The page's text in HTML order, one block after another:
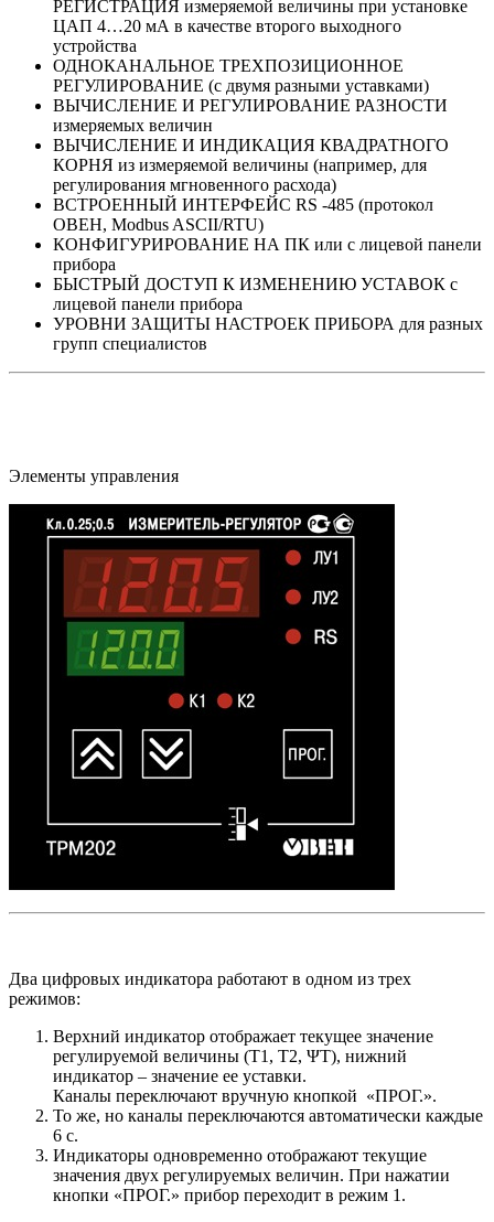
РЕГИСТРАЦИЯ измеряемой величины при установке
ЦАП 4…20 мА в качестве второго выходного
устройства
ОДНОКАНАЛЬНОЕ ТРЕХПОЗИЦИОННОЕ
РЕГУЛИРОВАНИЕ (с двумя разными уставками)
ВЫЧИСЛЕНИЕ И РЕГУЛИРОВАНИЕ РАЗНОСТИ
измеряемых величин
ВЫЧИСЛЕНИЕ И ИНДИКАЦИЯ КВАДРАТНОГО
КОРНЯ из измеряемой величины (например, для
регулирования мгновенного расхода)
ВСТРОЕННЫЙ ИНТЕРФЕЙС RS -485 (протокол
ОВЕН, Modbus ASCII/RTU)
КОНФИГУРИРОВАНИЕ НА ПК или с лицевой панели
прибора
БЫСТРЫЙ ДОСТУП К ИЗМЕНЕНИЮ УСТАВОК с
лицевой панели прибора
УРОВНИ ЗАЩИТЫ НАСТРОЕК ПРИБОРА для разных
групп специалистов
Элементы управления
Два цифровых индикатора работают в одном из трех
режимов:
Верхний индикатор отображает текущее значение
регулируемой величины (Т1, Т2, ΨТ), нижний
индикатор – значение ее уставки.
Каналы переключают вручную кнопкой «ПРОГ.».
То же, но каналы переключаются автоматически каждые
6 с.
Индикаторы одновременно отображают текущие
значения двух регулируемых величин. При нажатии
кнопки «ПРОГ.» прибор переходит в режим 1.